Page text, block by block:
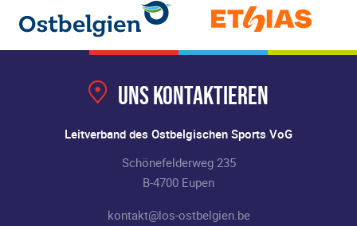
Uns kontaktieren
Leitverband des Ostbelgischen Sports VoG
Schönefelderweg 235
B-4700 Eupen
kontakt@los-ostbelgien.be